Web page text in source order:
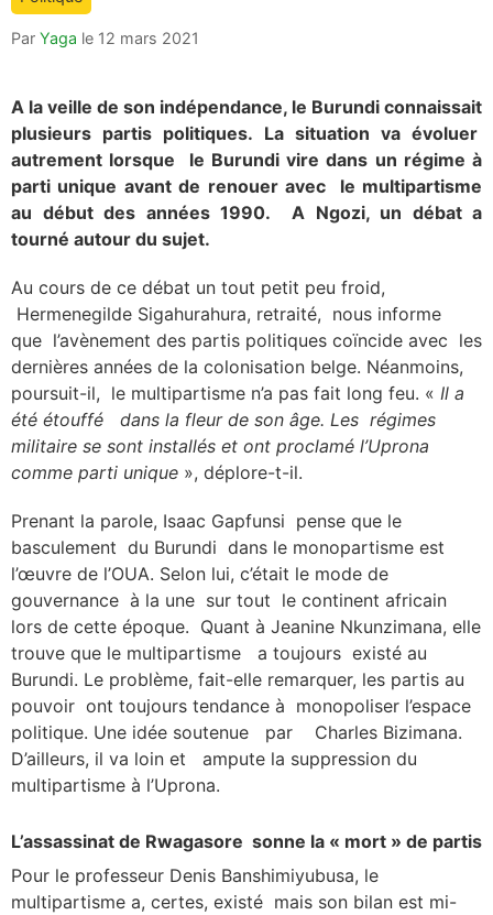
Par Yaga le 12 mars 2021
A la veille de son indépendance, le Burundi connaissait
plusieurs partis politiques. La situation va évoluer
autrement lorsque le Burundi vire dans un régime à
parti unique avant de renouer avec le multipartisme
au début des années 1990. A Ngozi, un débat a
tourné autour du sujet.
Au cours de ce débat un tout petit peu froid,
Hermenegilde Sigahurahura, retraité, nous informe
que l’avènement des partis politiques coïncide avec les
dernières années de la colonisation belge. Néanmoins,
poursuit-il, le multipartisme n’a pas fait long feu. « Il a
été étouffé dans la fleur de son âge. Les régimes
militaire se sont installés et ont proclamé l’Uprona
comme parti unique », déplore-t-il.
Prenant la parole, Isaac Gapfunsi pense que le
basculement du Burundi dans le monopartisme est
l’œuvre de l’OUA. Selon lui, c’était le mode de
gouvernance à la une sur tout le continent africain
lors de cette époque. Quant à Jeanine Nkunzimana, elle
trouve que le multipartisme a toujours existé au
Burundi. Le problème, fait-elle remarquer, les partis au
pouvoir ont toujours tendance à monopoliser l’espace
politique. Une idée soutenue par Charles Bizimana.
D’ailleurs, il va loin et ampute la suppression du
multipartisme à l’Uprona.
L’assassinat de Rwagasore sonne la « mort » de partis
Pour le professeur Denis Banshimiyubusa, le
multipartisme a, certes, existé mais son bilan est mi-